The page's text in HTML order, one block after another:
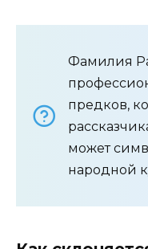
Фамилия
предков,
может
народной